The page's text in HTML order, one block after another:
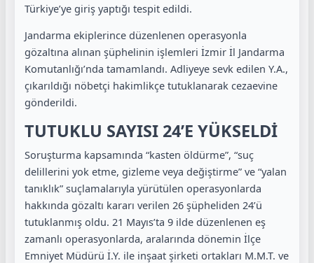
Türkiye’ye giriş yaptığı tespit edildi.
Jandarma ekiplerince düzenlenen operasyonla
gözaltına alınan şüphelinin işlemleri İzmir İl Jandarma
Komutanlığı’nda tamamlandı. Adliyeye sevk edilen Y.A.,
çıkarıldığı nöbetçi hakimlikçe tutuklanarak cezaevine
gönderildi.
TUTUKLU SAYISI 24’E YÜKSELDİ
Soruşturma kapsamında “kasten öldürme”, “suç
delillerini yok etme, gizleme veya değiştirme” ve “yalan
tanıklık” suçlamalarıyla yürütülen operasyonlarda
hakkında gözaltı kararı verilen 26 şüpheliden 24’ü
tutuklanmış oldu. 21 Mayıs’ta 9 ilde düzenlenen eş
zamanlı operasyonlarda, aralarında dönemin İlçe
Emniyet Müdürü İ.Y. ile inşaat şirketi ortakları M.M.T. ve